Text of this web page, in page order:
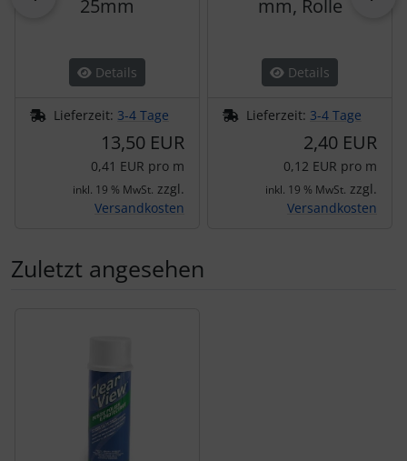
25mm
Details
Lieferzeit: 3-4 Tage
13,50 EUR
0,41 EUR pro m
inkl. 19 % MwSt. zzgl.
Versandkosten
mm, Rolle
Details
Lieferzeit: 3-4 Tage
2,40 EUR
0,12 EUR pro m
inkl. 19 % MwSt. zzgl.
Versandkosten
Zuletzt angesehen